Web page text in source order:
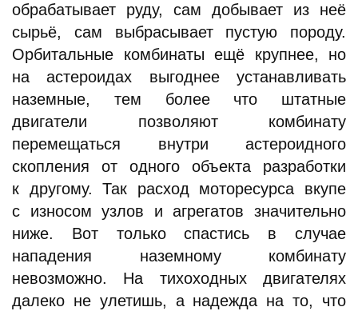
обрабатывает руду, сам добывает из неё
сырьё, сам выбрасывает пустую породу.
Орбитальные комбинаты ещё крупнее, но
на астероидах выгоднее устанавливать
наземные, тем более что штатные
двигатели позволяют комбинату
перемещаться внутри астероидного
скопления от одного объекта разработки
к другому. Так расход моторесурса вкупе
с износом узлов и агрегатов значительно
ниже. Вот только спастись в случае
нападения наземному комбинату
невозможно. На тихоходных двигателях
далеко не улетишь, а надежда на то, что